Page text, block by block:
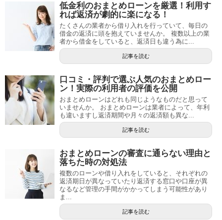
低金利のおまとめローンを厳選！利用す
れば返済が劇的に楽になる！
たくさんの業者から借り入れを行っていて、毎日の
借金の返済に頭を抱えていませんか。 複数以上の業
者から借金をしていると、返済日も違う為に...
記事を読む
口コミ・評判で選ぶ人気のおまとめロー
ン！実際の利用者の評価を公開
おまとめローンはどれも同じようなものだと思って
いませんか。 おまとめローンは業者によって、年利
も違いますし返済期間や月々の返済額も異な...
記事を読む
おまとめローンの審査に通らない理由と
落ちた時の対処法
複数のローンや借り入れをしていると、それぞれの
返済期日が異なっていたり返済する窓口や口座が異
なるなど管理の手間がかかってしまう可能性があり
ま...
記事を読む